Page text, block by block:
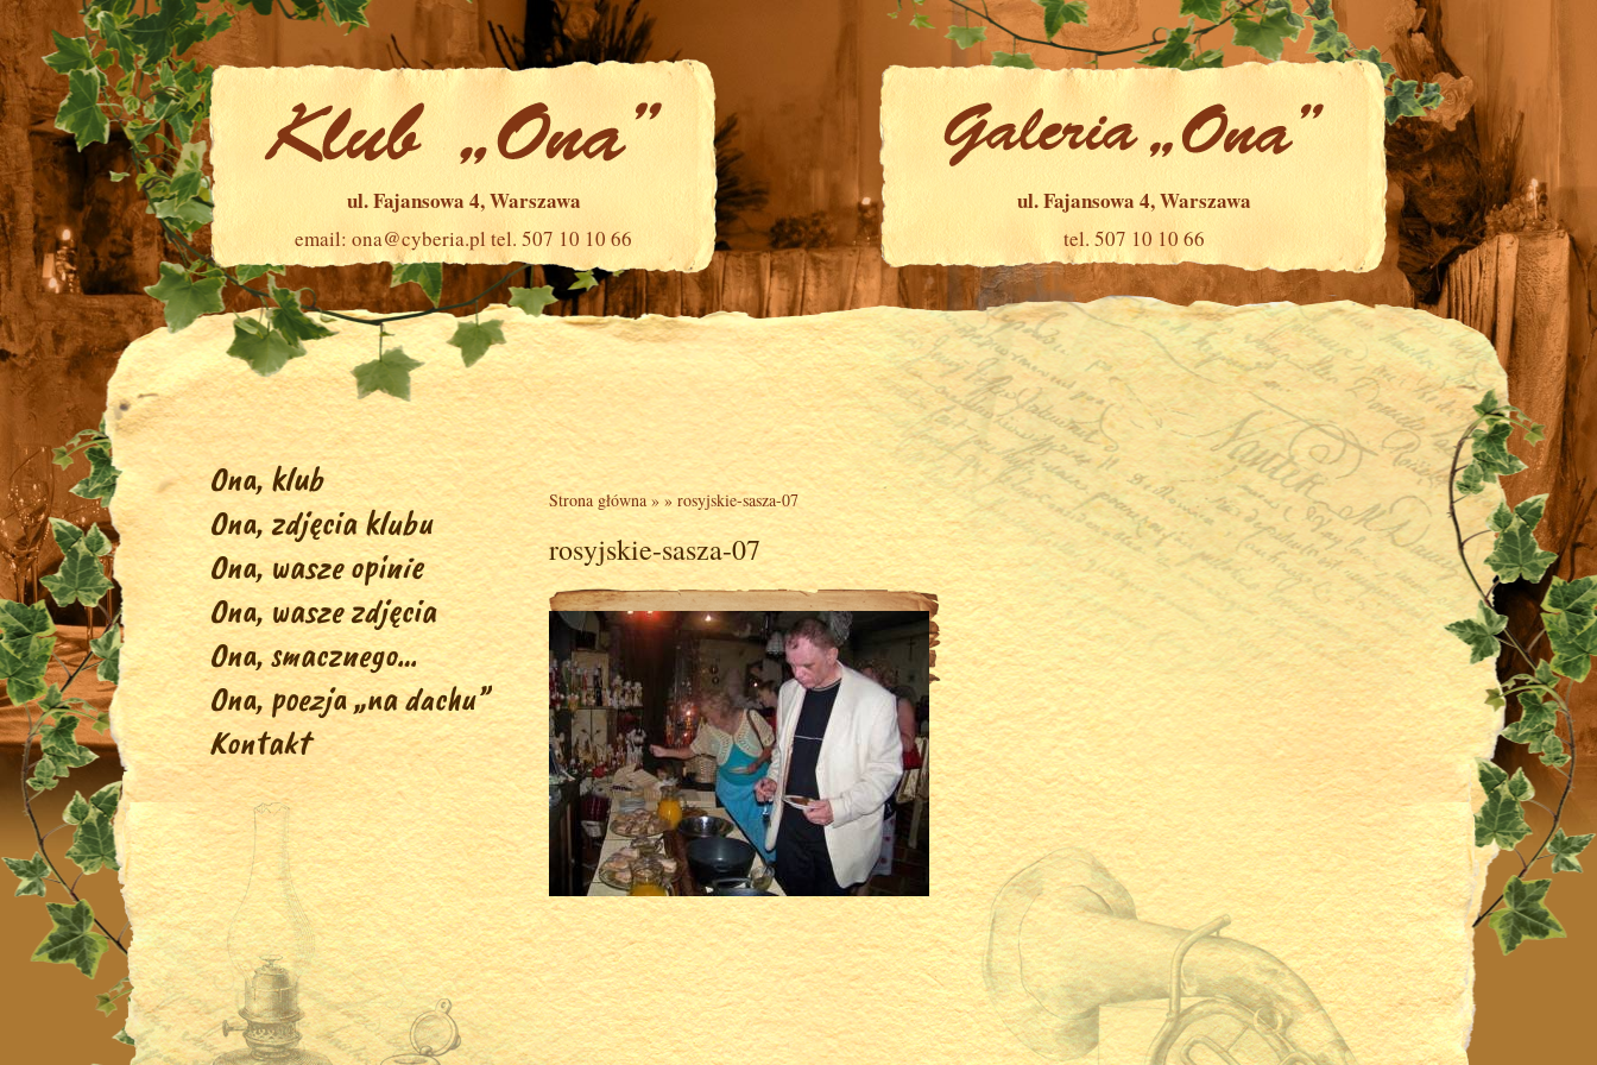
ul. Fajansowa 4, Warszawa
email: ona@cyberia.pltel. 507 10 10 66
ul. Fajansowa 4, Warszawa
tel. 507 10 10 66
Ona, klub
Ona, zdjęcia klubu
Ona, wasze opinie
Ona, wasze zdjęcia
Ona, smacznego…
Ona, poezja „na dachu”
Kontakt
Strona główna» »rosyjskie-sasza-07
rosyjskie-sasza-07